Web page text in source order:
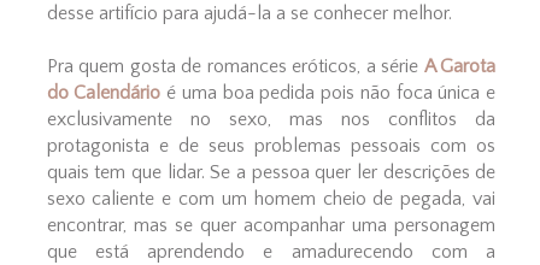
desse artifício para ajudá-la a se conhecer melhor.
Pra quem gosta de romances eróticos, a série A Garota
do Calendário é uma boa pedida pois não foca única e
exclusivamente no sexo, mas nos conflitos da
protagonista e de seus problemas pessoais com os
quais tem que lidar. Se a pessoa quer ler descrições de
sexo caliente e com um homem cheio de pegada, vai
encontrar, mas se quer acompanhar uma personagem
que está aprendendo e amadurecendo com a